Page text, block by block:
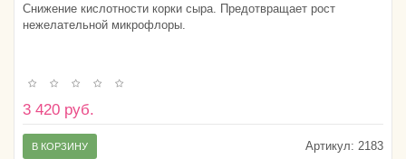
Снижение кислотности корки сыра. Предотвращает рост
нежелательной микрофлоры.
3 420 руб.
Артикул: 2183
В КОРЗИНУ